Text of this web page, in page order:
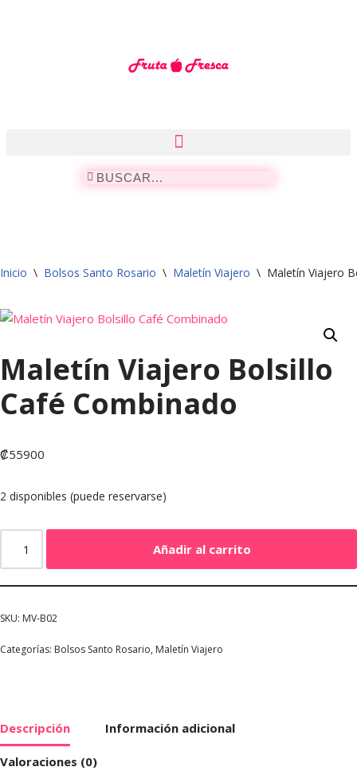
Inicio \ Bolsos Santo Rosario \ Maletín Viajero \ Maletín Viajero
Maletín Viajero Bolsillo
Café Combinado
₡55900
2 disponibles (puede reservarse)
Añadir al carrito
SKU: MV-B02
Categorías: Bolsos Santo Rosario, Maletín Viajero
Descripción Información adicional
Valoraciones (0)